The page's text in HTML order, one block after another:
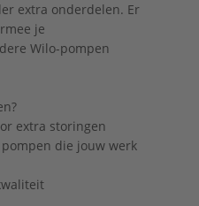
extra onderdelen. Er
je
Wilo-pompen
extra storingen
die jouw werk